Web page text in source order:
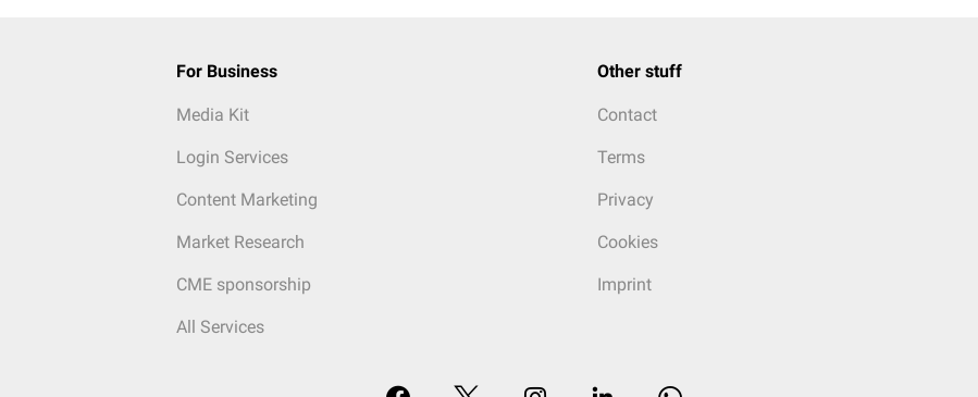
For Business
Media Kit
Login Services
Content Marketing
Market Research
CME sponsorship
All Services
Other stuff
Contact
Terms
Privacy
Cookies
Imprint